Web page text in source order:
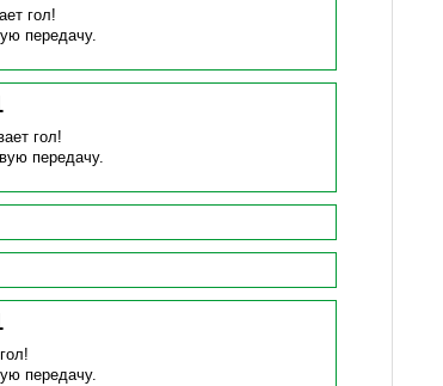
гол!
передачу.
гол!
передачу.
передачу.